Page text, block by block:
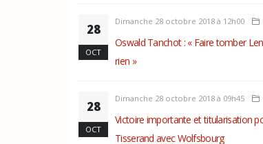
28
OCT
Dimanche 28 octobre 2018 à 12h00
Oswald Tanchot : « Faire tomber
rien »
28
OCT
Dimanche 28 octobre 2018 à 09h45
Victoire importante et titularisation
Tisserand avec Wolfsbourg